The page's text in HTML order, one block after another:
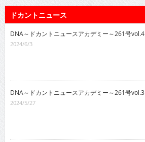
ドカントニュース
DNA～ドカントニュースアカデミー～261号vol.4
2024/6/3
DNA～ドカントニュースアカデミー～261号vol.3
2024/5/27